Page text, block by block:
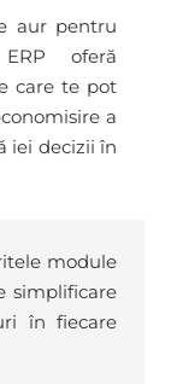
aur pentru
oferă
care te pot
a
iei decizii în
module
simplificare
în fiecare